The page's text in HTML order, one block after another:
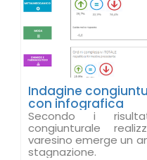
Indagine
con infografica
Secondo i
congiunturale
varesino emerge un
stagnazione.